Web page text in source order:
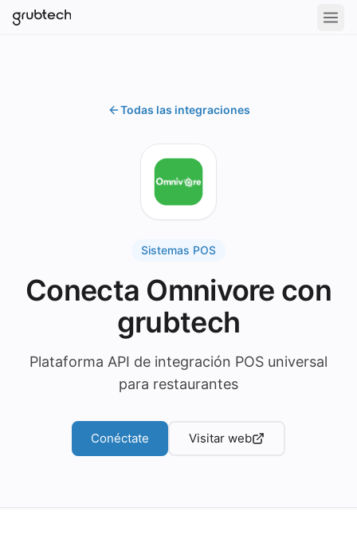
Todas las integraciones
Sistemas POS
Conecta Omnivore con
grubtech
Plataforma API de integración POS universal
para restaurantes
Conéctate Visitar web